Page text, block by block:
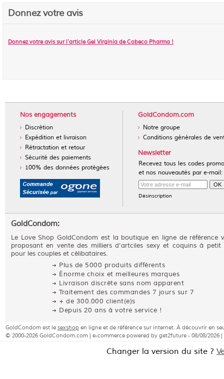
Donnez votre avis
Donnez votre avis sur l'articleGel Virginia de Cobeco Pharma !
Nos engagements
Discrétion
Expédition et livraison
Rétractation et retour
Sécurité des paiements
100% des données protégées
GoldCondom.com
Notre groupe
Conditions générales de
Newsletter
Recevez tous les codes
et nos nouveautés par e-mail:
Désinscription
GoldCondom:
Le Love Shop GoldCondom est la boutique en ligne de référence
proposant en vente des milliers d'artciles sexy et coquins à petit
pour les couples et célibataires.
Plus de 5000 produits différents
Énorme choix et meilleures marques
Livraison discrète sans nom apparent
Traitement des commandes 7 jours sur 7
+ de 300.000 client(e)s
Depuis 20 ans à votre service !
GoldCondom est le sexshop en ligne et de référence sur internet. À découvrir en
© 2000-2026 GoldCondom.com | e-commerce powered by get2future - 08/08/2026 |
Changer la version du site ?